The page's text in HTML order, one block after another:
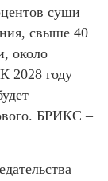
суши
свыше 40
около
2028 году
БРИКС –